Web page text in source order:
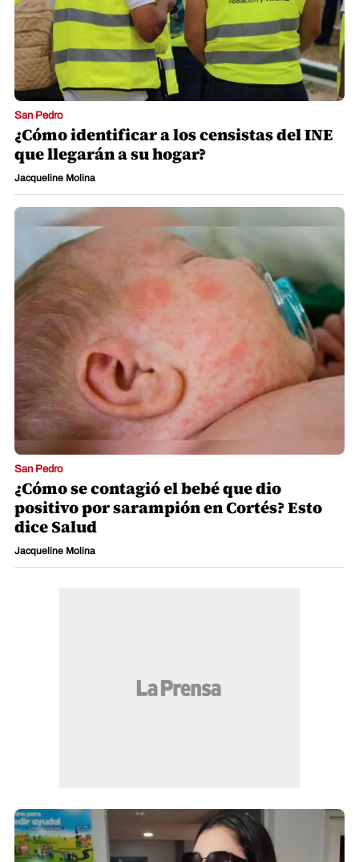
San Pedro
¿Cómo identificar a los censistas del INE
que llegarán a su hogar?
Jacqueline Molina
San Pedro
¿Cómo se contagió el bebé que dio
positivo por sarampión en Cortés? Esto
dice Salud
Jacqueline Molina